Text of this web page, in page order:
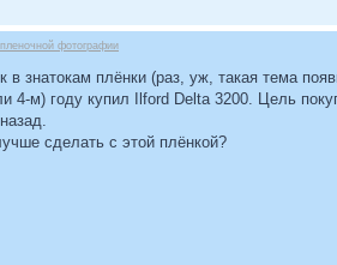
фотографии
в знатокам плёнки (раз, уж, такая тема
4-м) году купил Ilford Delta 3200. Цель
сделать с этой плёнкой?